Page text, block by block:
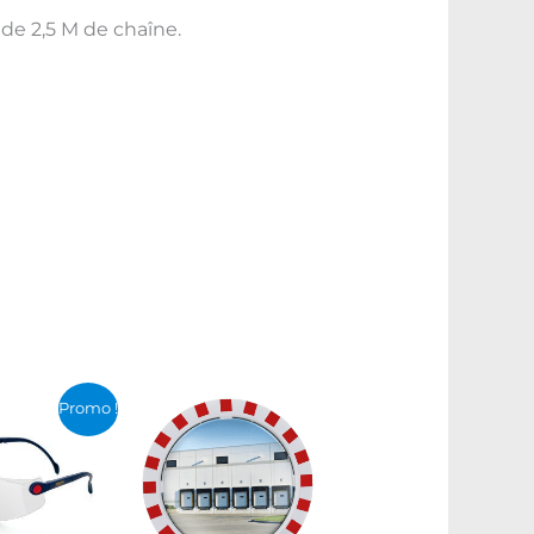
2,5 M de chaîne.
Promo !
initial
était :
Le
prix
actuel
د.ت 22,000.